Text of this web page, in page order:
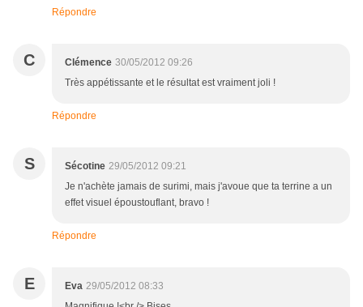
Répondre
C Clémence 30/05/2012 09:26
Très appétissante et le résultat est vraiment joli !
Répondre
S Sécotine 29/05/2012 09:21
Je n'achète jamais de surimi, mais j'avoue que ta terrine a un
effet visuel époustouflant, bravo !
Répondre
E Eva 29/05/2012 08:33